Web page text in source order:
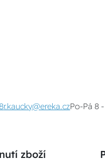
r.kaucky@ereka.czPo-Pá 8
zboží